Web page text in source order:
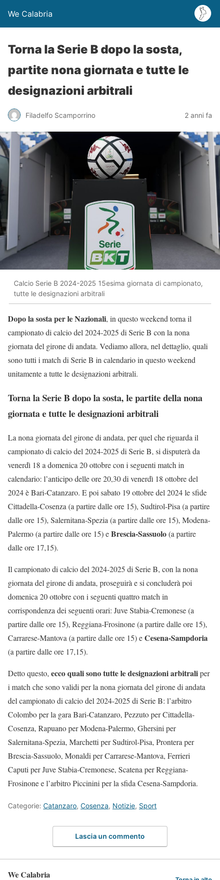
We Calabria
Torna la Serie B dopo la sosta,
partite nona giornata e tutte le
designazioni arbitrali
Filadelfo Scamporrino 2 anni fa
Calcio Serie B 2024-2025 15esima giornata di campionato,
tutte le designazioni arbitrali
Dopo la sosta per le Nazionali, in questo weekend torna il
campionato di calcio del 2024-2025 di Serie B con la nona
giornata del girone di andata. Vediamo allora, nel dettaglio, quali
sono tutti i match di Serie B in calendario in questo weekend
unitamente a tutte le designazioni arbitrali.
Torna la Serie B dopo la sosta, le partite della nona
giornata e tutte le designazioni arbitrali
La nona giornata del girone di andata, per quel che riguarda il
campionato di calcio del 2024-2025 di Serie B, si disputerà da
venerdì 18 a domenica 20 ottobre con i seguenti match in
calendario: l’anticipo delle ore 20,30 di venerdì 18 ottobre del
2024 è Bari-Catanzaro. E poi sabato 19 ottobre del 2024 le sfide
Cittadella-Cosenza (a partire dalle ore 15), Sudtirol-Pisa (a partire
dalle ore 15), Salernitana-Spezia (a partire dalle ore 15), Modena-
Palermo (a partire dalle ore 15) eBrescia-Sassuolo(a partire
dalle ore 17,15).
Il campionato di calcio del 2024-2025 di Serie B, con la nona
giornata del girone di andata, proseguirà e si concluderà poi
domenica 20 ottobre con i seguenti quattro match in
corrispondenza dei seguenti orari: Juve Stabia-Cremonese (a
partire dalle ore 15), Reggiana-Frosinone (a partire dalle ore 15),
Carrarese-Mantova (a partire dalle ore 15) eCesena-Sampdoria
(a partire dalle ore 17,15).
Detto questo, ecco quali sono tutte le designazioni arbitraliper
i match che sono validi per la nona giornata del girone di andata
del campionato di calcio del 2024-2025 di Serie B: l’arbitro
Colombo per la gara Bari-Catanzaro, Pezzuto per Cittadella-
Cosenza, Rapuano per Modena-Palermo, Ghersini per
Salernitana-Spezia, Marchetti per Sudtirol-Pisa, Prontera per
Brescia-Sassuolo, Monaldi per Carrarese-Mantova, Ferrieri
Caputi per Juve Stabia-Cremonese, Scatena per Reggiana-
Frosinone e l’arbitro Piccinini per la sfida Cesena-Sampdoria.
Categorie: Catanzaro, Cosenza, Notizie, Sport
Lascia un commento
We Calabria